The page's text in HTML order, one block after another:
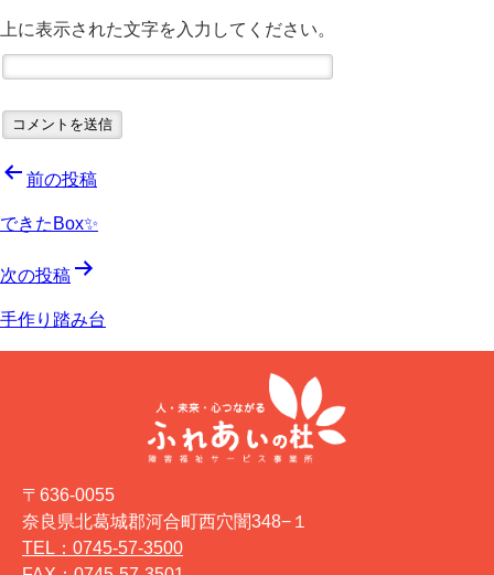
上に表示された文字を入力してください。
投
稿
ン
前の投稿
できたBox✨
次の投稿
手作り踏み台
〒636-0055
奈良県北葛城郡河合町西穴闇348−１
TEL：0745-57-3500